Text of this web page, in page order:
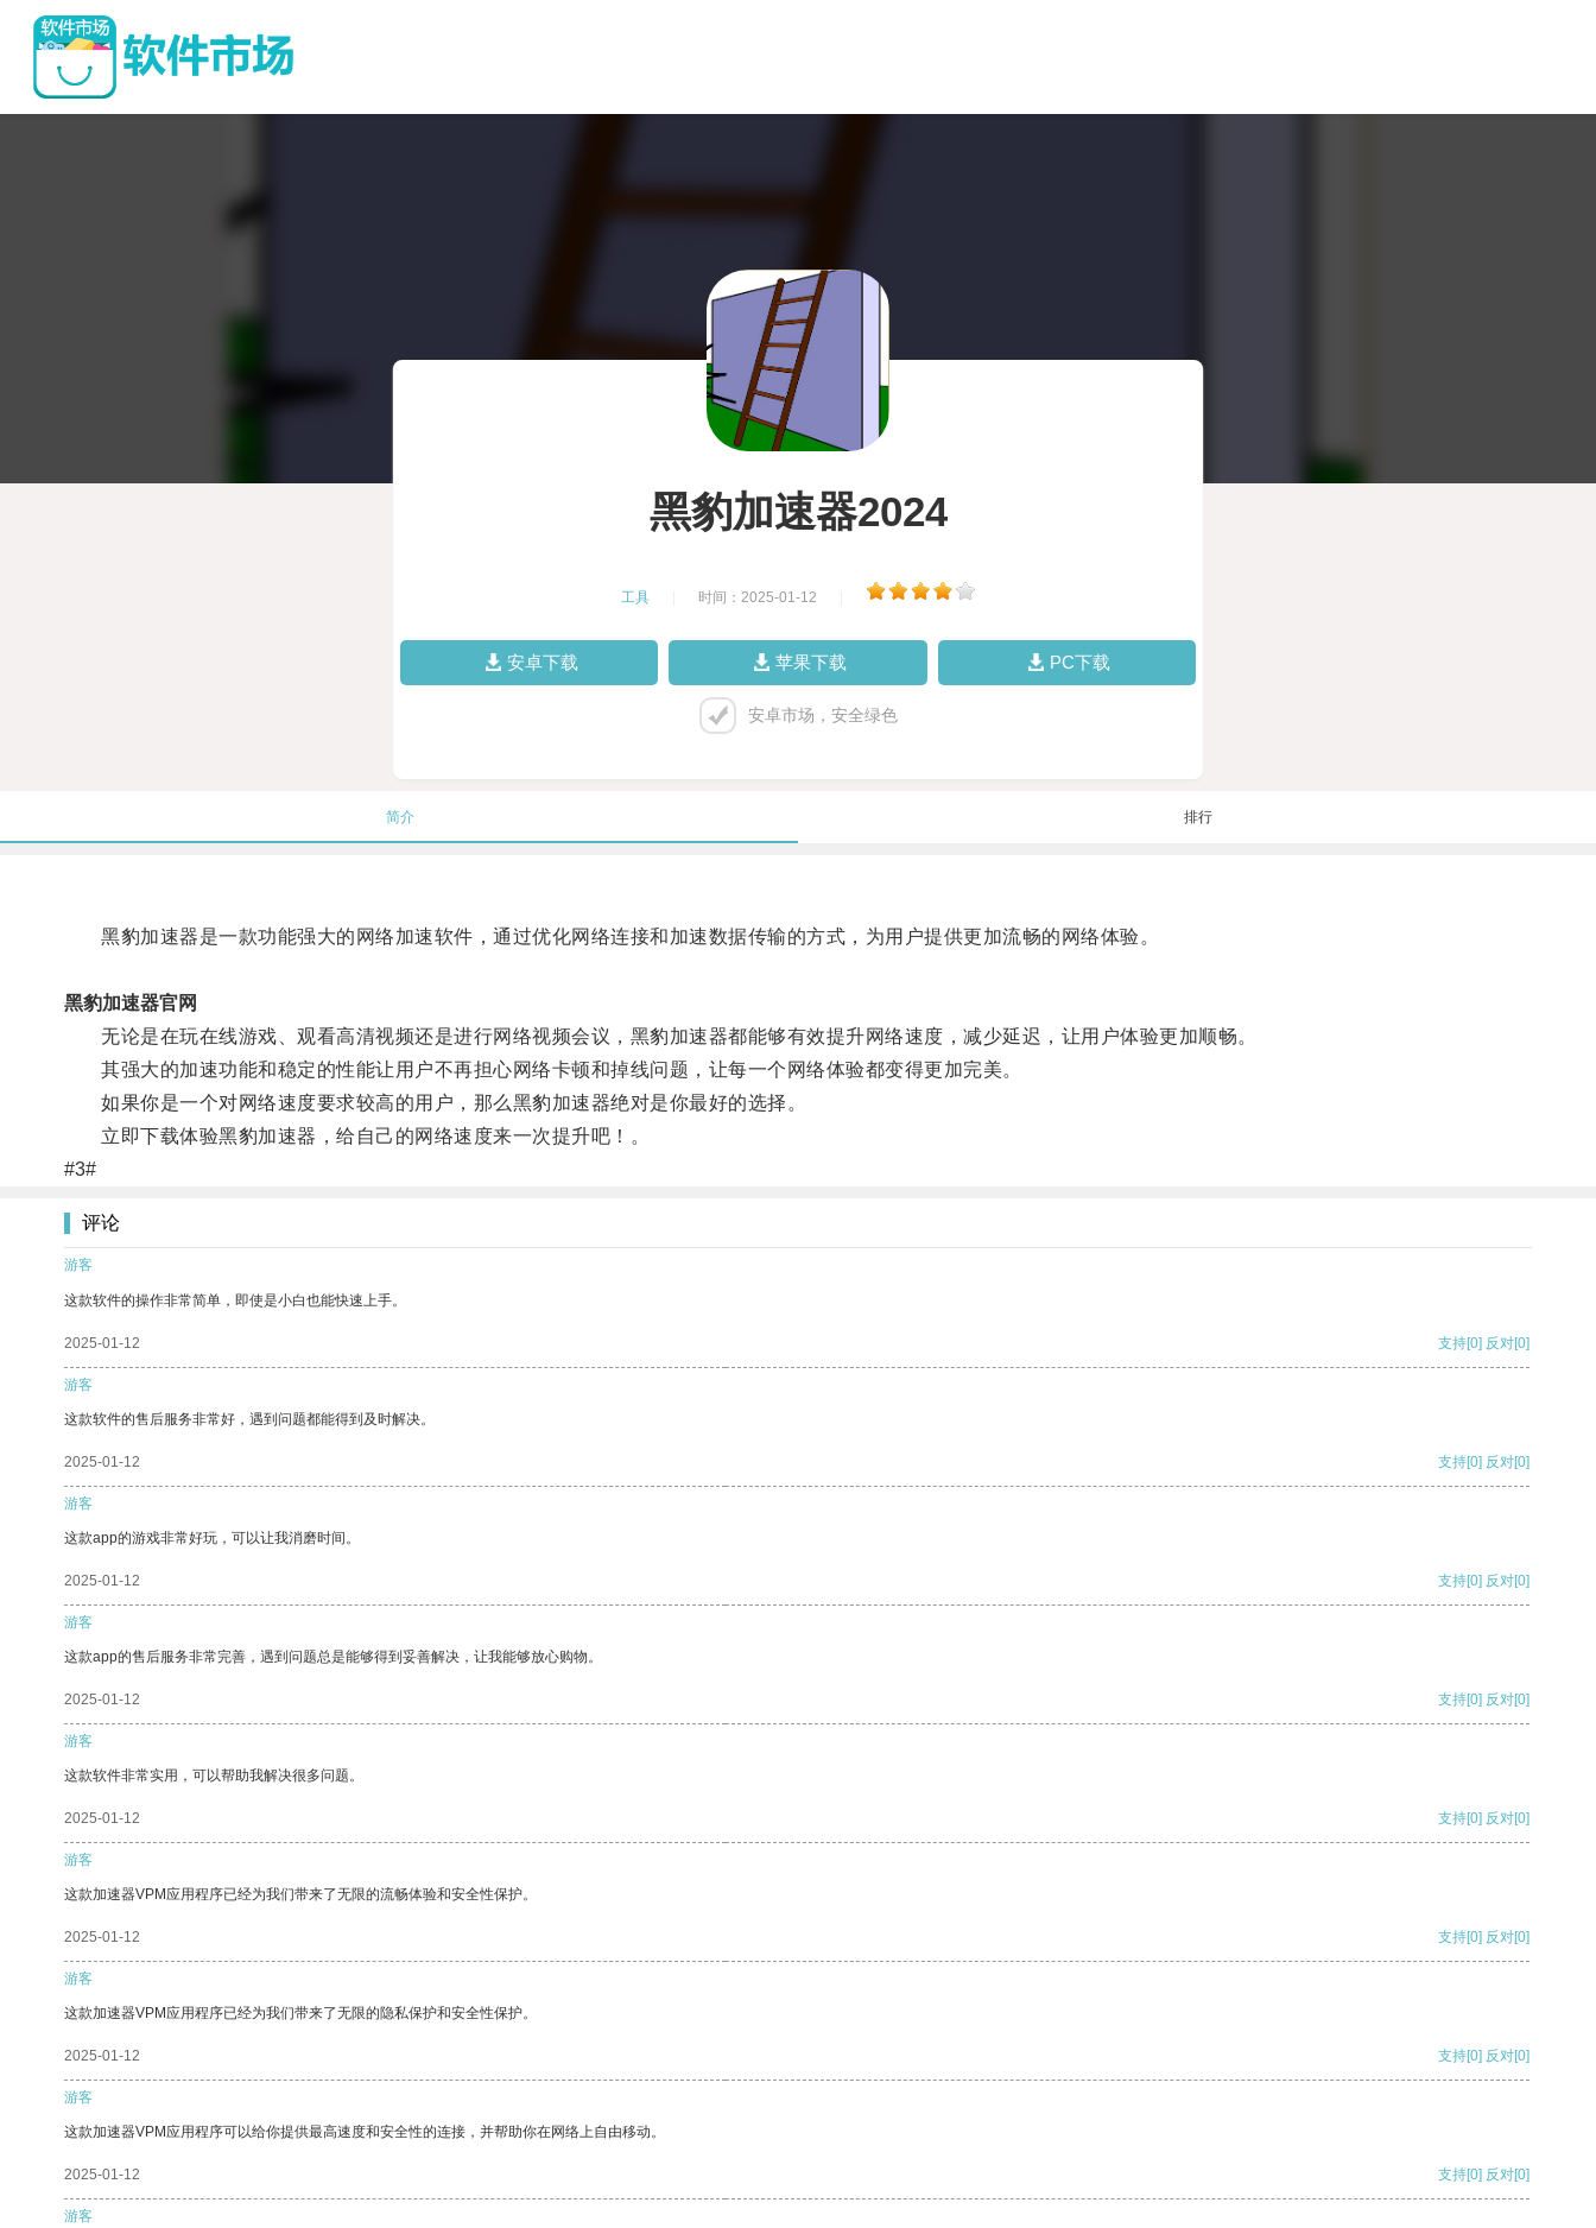
黑豹加速器2024
工具 时间：2025-01-12
安卓下载 苹果下载 PC下载
安卓市场，安全绿色
简介 排行
黑豹加速器是一款功能强大的网络加速软件，通过优化网络连接和加速数据传输的方式，为用户提供更加流畅的网络体验。
黑豹加速器官网
无论是在玩在线游戏、观看高清视频还是进行网络视频会议，黑豹加速器都能够有效提升网络速度，减少延迟，让用户体验更加顺畅。
其强大的加速功能和稳定的性能让用户不再担心网络卡顿和掉线问题，让每一个网络体验都变得更加完美。
如果你是一个对网络速度要求较高的用户，那么黑豹加速器绝对是你最好的选择。
立即下载体验黑豹加速器，给自己的网络速度来一次提升吧！。
#3#
评论
游客
这款软件的操作非常简单，即使是小白也能快速上手。
2025-01-12 支持[0] 反对[0]
游客
这款软件的售后服务非常好，遇到问题都能得到及时解决。
2025-01-12 支持[0] 反对[0]
游客
这款app的游戏非常好玩，可以让我消磨时间。
2025-01-12 支持[0] 反对[0]
游客
这款app的售后服务非常完善，遇到问题总是能够得到妥善解决，让我能够放心购物。
2025-01-12 支持[0] 反对[0]
游客
这款软件非常实用，可以帮助我解决很多问题。
2025-01-12 支持[0] 反对[0]
游客
这款加速器VPM应用程序已经为我们带来了无限的流畅体验和安全性保护。
2025-01-12 支持[0] 反对[0]
游客
这款加速器VPM应用程序已经为我们带来了无限的隐私保护和安全性保护。
2025-01-12 支持[0] 反对[0]
游客
这款加速器VPM应用程序可以给你提供最高速度和安全性的连接，并帮助你在网络上自由移动。
2025-01-12 支持[0] 反对[0]
游客